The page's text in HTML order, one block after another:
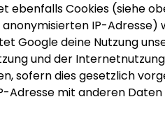
ebenfalls Cookies (siehe
IP-
Google deine Nutzung
und der
sofern dies gesetzlich
Adresse mit anderen